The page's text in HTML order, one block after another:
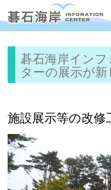
碁石海岸イン
ターの展示が新
施設展示等の改修